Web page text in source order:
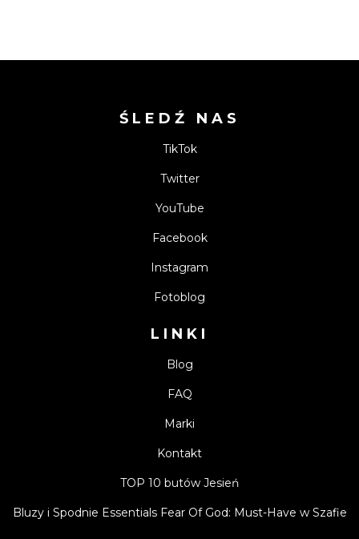
ŚLEDŹ NAS
TikTok
Twitter
YouTube
Facebook
Instagram
Fotoblog
LINKI
Blog
FAQ
Marki
Kontakt
TOP 10 butów Jesień
Bluzy i Spodnie Essentials Fear Of God: Must-Have w Szafie